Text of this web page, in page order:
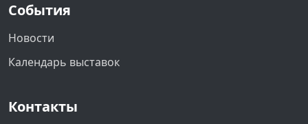
События
Новости
Календарь выставок
Контакты